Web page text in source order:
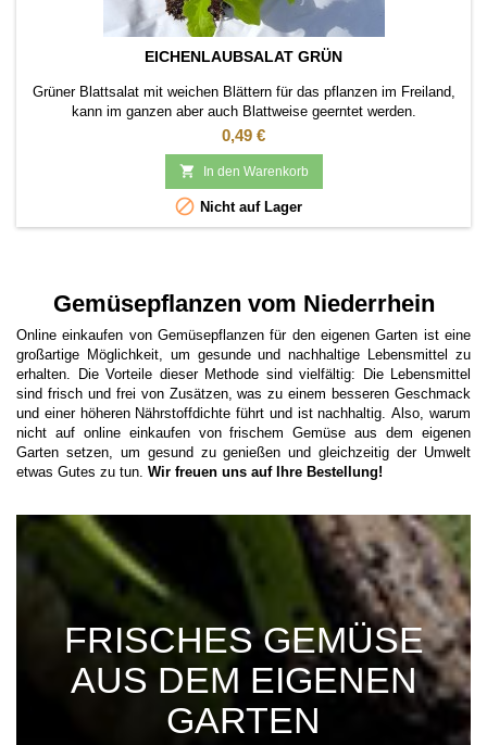
EICHENLAUBSALAT GRÜN
Grüner Blattsalat mit weichen Blättern für das pflanzen im Freiland,
kann im ganzen aber auch Blattweise geerntet werden.
Pflanzabstand ca 20 cm.
Preis
0,49 €
 In den Warenkorb
 Nicht auf Lager
Gemüsepflanzen vom Niederrhein
Online einkaufen von Gemüsepflanzen für den eigenen Garten ist eine
großartige Möglichkeit, um gesunde und nachhaltige Lebensmittel zu
erhalten. Die Vorteile dieser Methode sind vielfältig: Die Lebensmittel
sind frisch und frei von Zusätzen, was zu einem besseren Geschmack
und einer höheren Nährstoffdichte führt und ist nachhaltig. Also, warum
nicht auf online einkaufen von frischem Gemüse aus dem eigenen
Garten setzen, um gesund zu genießen und gleichzeitig der Umwelt
etwas Gutes zu tun. Wir freuen uns auf Ihre Bestellung!
FRISCHES GEMÜSE
AUS DEM EIGENEN
GARTEN